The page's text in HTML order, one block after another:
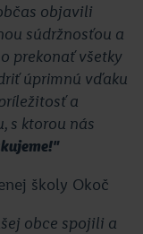
objavili
súdržnosťou a
prekonať všetky
úprimnú vďaku
a
s ktorou nás
školy Okoč
obce spojili a